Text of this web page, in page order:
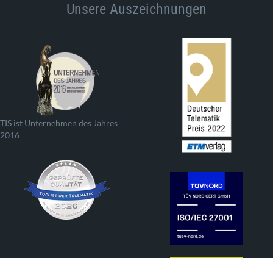
Unsere Auszeichnungen
TIS ist Unternehmen des Jahres
2016